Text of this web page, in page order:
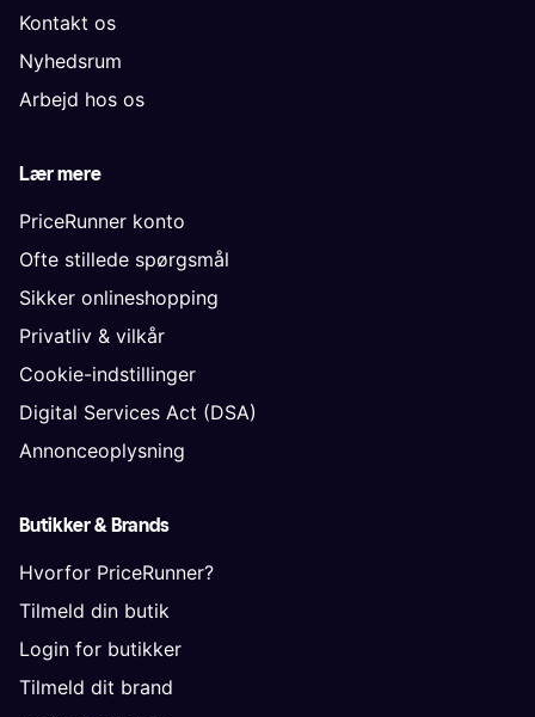
Kontakt os
Nyhedsrum
Arbejd hos os
Lær mere
PriceRunner konto
Ofte stillede spørgsmål
Sikker onlineshopping
Privatliv & vilkår
Cookie-indstillinger
Digital Services Act (DSA)
Annonceoplysning
Butikker & Brands
Hvorfor PriceRunner?
Tilmeld din butik
Login for butikker
Tilmeld dit brand